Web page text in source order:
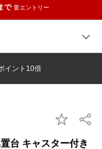
で 要エントリー
イント10倍
台 キャスター付き